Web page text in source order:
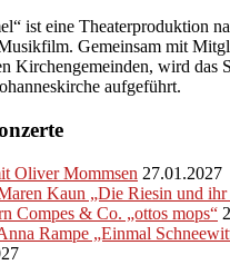
ist eine Theaterproduktion
Gemeinsam mit
Kirchengemeinden, wird das
aufgeführt.
Oliver Mommsen 27.01.2027
Kaun „Die Riesin und
Compes & Co. „ottos mops“
Rampe „Einmal